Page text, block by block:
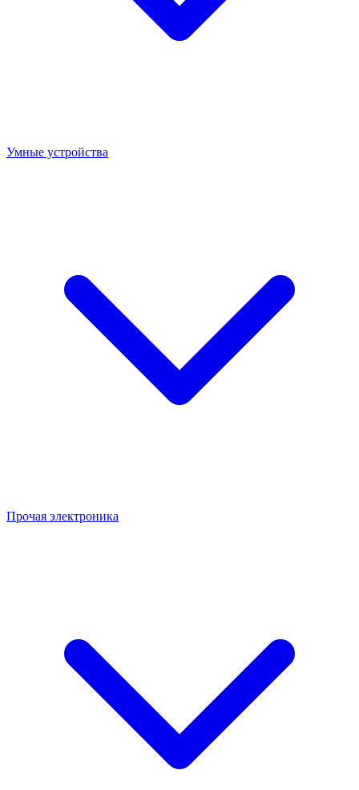
Умные устройства
Прочая электроника